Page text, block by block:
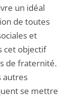
un idéal
de toutes
et
cet objectif
de fraternité.
autres
se mettre